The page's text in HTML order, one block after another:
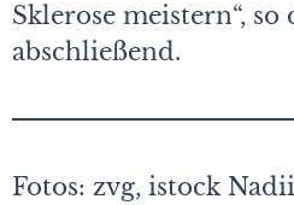
Sklerose meistern“,
abschließend.
Fotos: zvg, istock